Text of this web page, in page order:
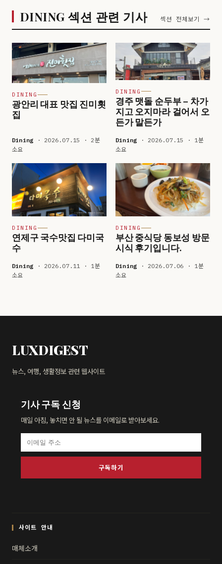
DINING 섹션 관련 기사 섹션 전체보기 →
DINING
광안리 대표 맛집 진미횟
집
Dining · 2026.07.15 · 2분
소요
DINING
경주 맷돌 순두부 – 차가
지고 오지마라 걸어서 오
든가 말든가
Dining · 2026.07.15 · 1분
소요
DINING
연제구 국수맛집 다미국
수
Dining · 2026.07.11 · 1분
소요
DINING
부산 중식당 동보성 방문
시식 후기입니다.
Dining · 2026.07.06 · 1분
소요
LUXDIGEST
뉴스, 여행, 생활정보 관련 웹사이트
기사 구독 신청
매일 아침, 놓치면 안 될 뉴스를 이메일로 받아보세요.
구독하기
사이트 안내
매체소개